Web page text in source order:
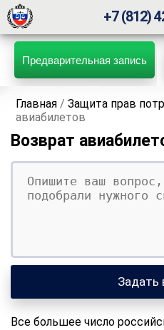
Предварительная запись
+7 (812)
Главная /Защита прав
авиабилетов
Возврат
Ваш вопрос
Ваше имя
Ваши контакты
Задать
Все большее число